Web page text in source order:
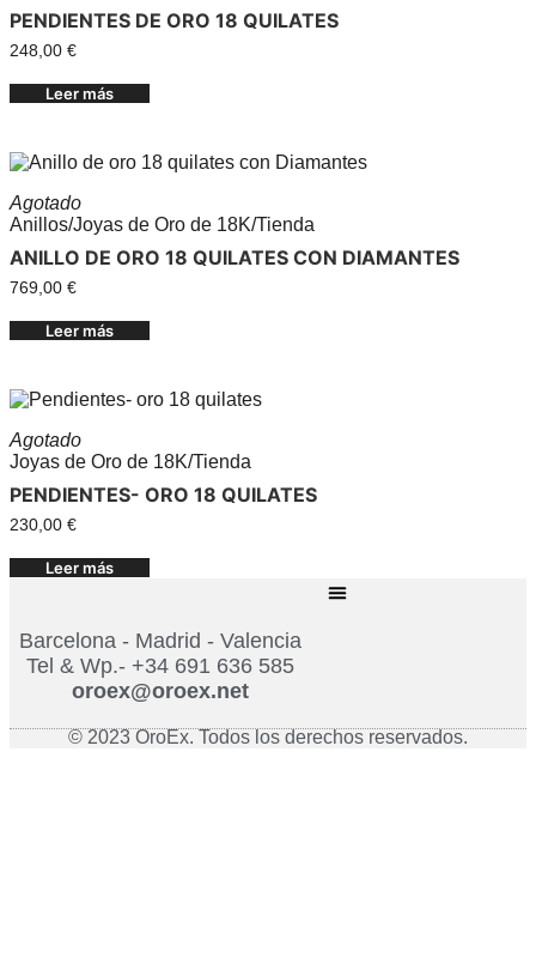
PENDIENTES DE ORO 18 QUILATES
248,00 €
Leer más
Agotado
Anillos/Joyas de Oro de 18K/Tienda
ANILLO DE ORO 18 QUILATES CON DIAMANTES
769,00 €
Leer más
Agotado
Joyas de Oro de 18K/Tienda
PENDIENTES- ORO 18 QUILATES
230,00 €
Leer más
Barcelona - Madrid - Valencia
Tel & Wp.- +34 691 636 585
oroex@oroex.net
© 2023 OroEx. Todos los derechos reservados.